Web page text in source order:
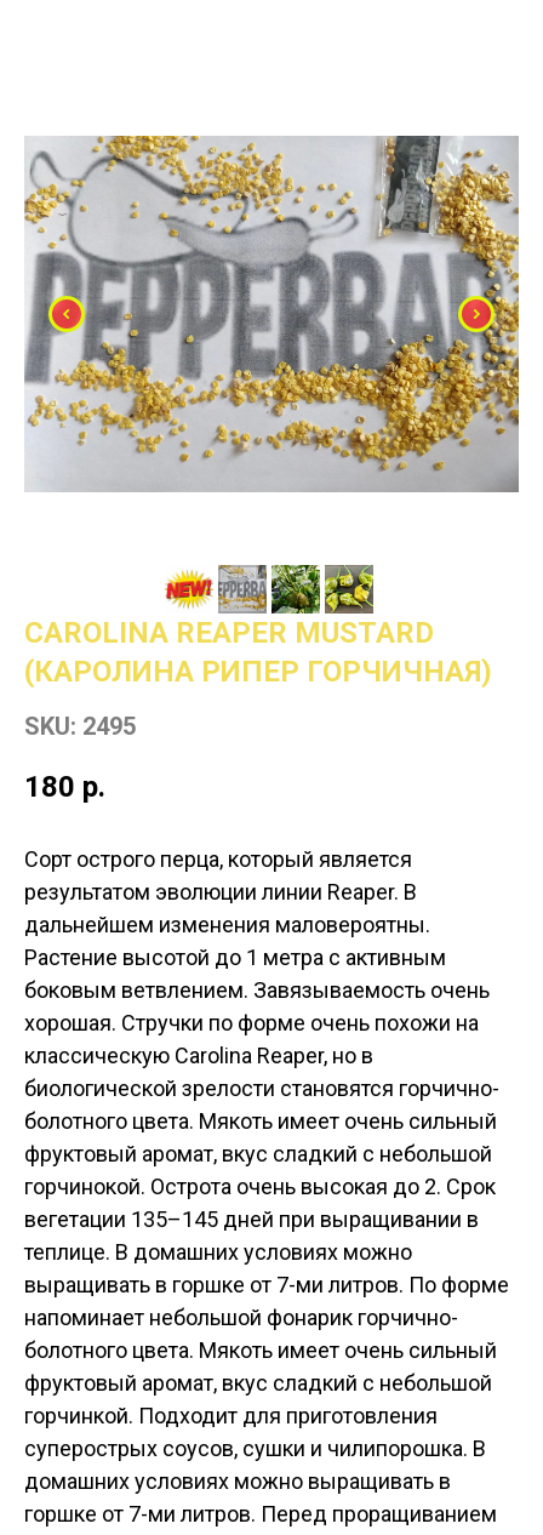
CAROLINA REAPER MUSTARD
(КАРОЛИНА РИПЕР ГОРЧИЧНАЯ)
SKU: 2495
180 р.
Сорт острого перца, который является
результатом эволюции линии Reaper. В
дальнейшем изменения маловероятны.
Растение высотой до 1 метра с активным
боковым ветвлением. Завязываемость очень
хорошая. Стручки по форме очень похожи на
классическую Carolina Reaper, но в
биологической зрелости становятся горчично-
болотного цвета. Мякоть имеет очень сильный
фруктовый аромат, вкус сладкий с небольшой
горчинокой. Острота очень высокая до 2. Срок
вегетации 135–145 дней при выращивании в
теплице. В домашних условиях можно
выращивать в горшке от 7-ми литров. По форме
напоминает небольшой фонарик горчично-
болотного цвета. Мякоть имеет очень сильный
фруктовый аромат, вкус сладкий с небольшой
горчинкой. Подходит для приготовления
суперострых соусов, сушки и чилипорошка. В
домашних условиях можно выращивать в
горшке от 7-ми литров. Перед проращиванием